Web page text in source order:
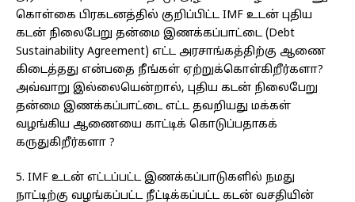
கொள்கை பிரகடனத்தில் குறிப்பிட்ட IMF உடன் புதிய
கடன் நிலைபேறு தன்மை இணக்கப்பாட்டை (Debt
Sustainability Agreement) எட்ட அரசாங்கத்திற்கு ஆணை
கிடைத்தது என்பதை நீங்கள் ஏற்றுக்கொள்கிறீர்களா?
அவ்வாறு இல்லையென்றால், புதிய கடன் நிலைபேறு
தன்மை இணக்கப்பாட்டை எட்ட தவறியது மக்கள்
வழங்கிய ஆணையை காட்டிக் கொடுப்பதாகக்
கருதுகிறீர்களா ?
5. IMF உடன் எட்டப்பட்ட இணக்கப்பாடுகளில் நமது
நாட்டிற்கு வழங்கப்பட்ட நீட்டிக்கப்பட்ட கடன் வசதியின்